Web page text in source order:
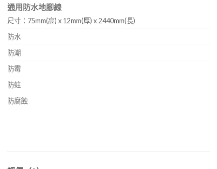
通用防水地腳線
尺寸：75mm(高) x 12mm(厚) x 2440mm(長)
防水
防潮
防霉
防蛀
防腐蝕